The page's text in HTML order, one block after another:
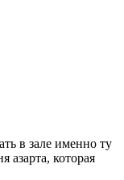
в зале именно ту
азарта, которая